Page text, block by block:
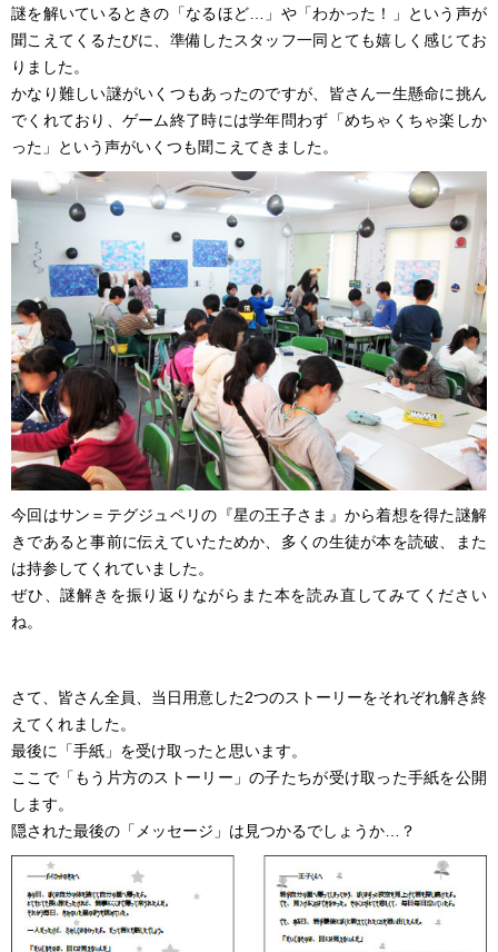
謎を解いているときの「なるほど…」や「わかった！」という声が
聞こえてくるたびに、準備したスタッフ一同とても嬉しく感じてお
りました。
かなり難しい謎がいくつもあったのですが、皆さん一生懸命に挑ん
でくれており、ゲーム終了時には学年問わず「めちゃくちゃ楽しか
った」という声がいくつも聞こえてきました。
今回はサン＝テグジュペリの『星の王子さま』から着想を得た謎解
きであると事前に伝えていたためか、多くの生徒が本を読破、また
は持参してくれていました。
ぜひ、謎解きを振り返りながらまた本を読み直してみてください
ね。
さて、皆さん全員、当日用意した2つのストーリーをそれぞれ解き終
えてくれました。
最後に「手紙」を受け取ったと思います。
ここで「もう片方のストーリー」の子たちが受け取った手紙を公開
します。
隠された最後の「メッセージ」は見つかるでしょうか…？